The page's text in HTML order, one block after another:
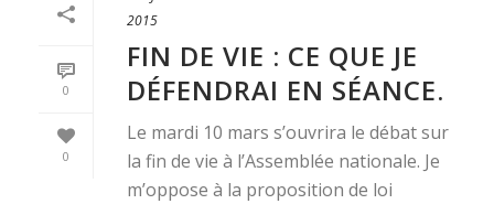
0
0
2015
FIN DE VIE : CE QUE JE
DÉFENDRAI EN SÉANCE.
Le mardi 10 mars s’ouvrira le débat sur
la fin de vie à l’Assemblée nationale. Je
m’oppose à la proposition de loi